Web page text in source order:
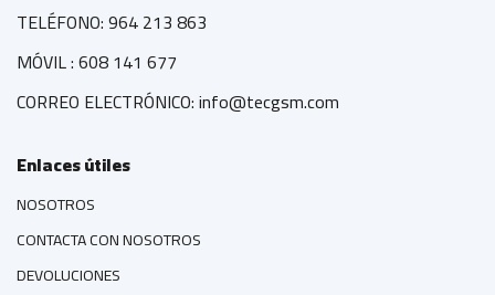
TELÉFONO: 964 213 863
MÓVIL : 608 141 677
CORREO ELECTRÓNICO: info@tecgsm.com
Enlaces útiles
NOSOTROS
CONTACTA CON NOSOTROS
DEVOLUCIONES